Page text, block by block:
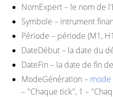
NomExpert– le nom de
Symbole – intrument
Période – période (M1,
DateDébut– la date du
DateFin – la date de fin
ModeGénération – mode
– "Chaque tick", 1 –